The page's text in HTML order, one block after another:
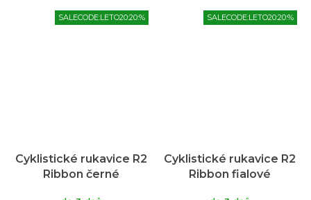
SALECODE:LETO20:20:%
Cyklistické rukavice R2
Ribbon černé
SALECODE:LETO20:20:%
Cyklistické rukavice R2
Ribbon fialové